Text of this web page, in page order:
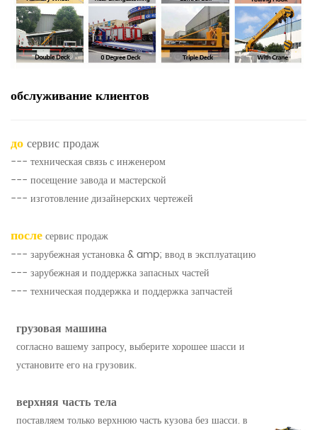
обслуживание клиентов
досервис продаж
--- техническая связь с инженером
--- посещение завода и мастерской
--- изготовление дизайнерских чертежей
послесервис продаж
--- зарубежная установка & amp; ввод в эксплуатацию
--- зарубежная и поддержка запасных частей
--- техническая поддержка и поддержка запчастей
грузовая машина
согласно вашему запросу, выберите хорошее шасси и
установите его на грузовик.
верхняя часть тела
поставляем только верхнюю часть кузова без шасси. в